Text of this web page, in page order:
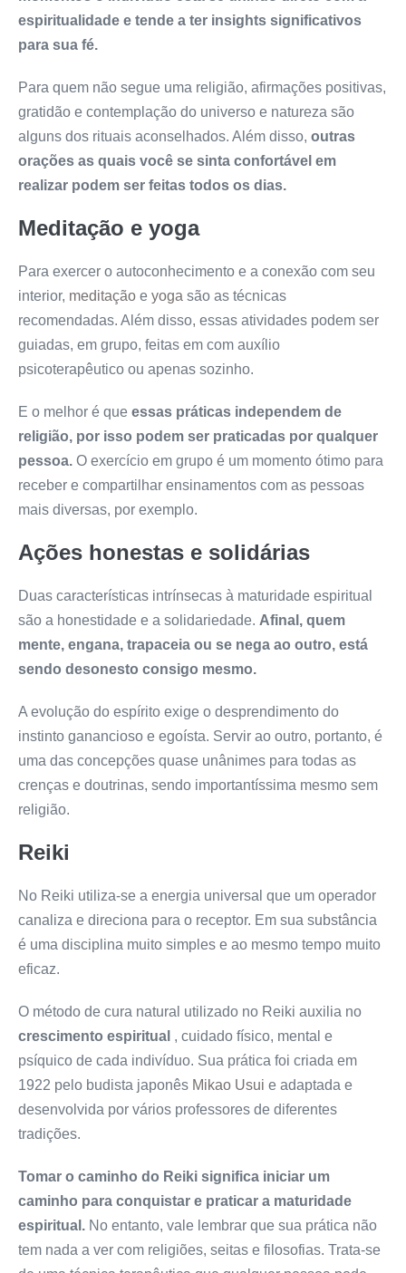
espiritualidade e tende a ter insights significativos
para sua fé.
Para quem não segue uma religião, afirmações positivas,
gratidão e contemplação do universo e natureza são
alguns dos rituais aconselhados. Além disso, outras
orações as quais você se sinta confortável em
realizar podem ser feitas todos os dias.
Meditação e yoga
Para exercer o autoconhecimento e a conexão com seu
interior, meditação e yoga são as técnicas
recomendadas. Além disso, essas atividades podem ser
guiadas, em grupo, feitas em com auxílio
psicoterapêutico ou apenas sozinho.
E o melhor é que essas práticas independem de
religião, por isso podem ser praticadas por qualquer
pessoa. O exercício em grupo é um momento ótimo para
receber e compartilhar ensinamentos com as pessoas
mais diversas, por exemplo.
Ações honestas e solidárias
Duas características intrínsecas à maturidade espiritual
são a honestidade e a solidariedade. Afinal, quem
mente, engana, trapaceia ou se nega ao outro, está
sendo desonesto consigo mesmo.
A evolução do espírito exige o desprendimento do
instinto ganancioso e egoísta. Servir ao outro, portanto, é
uma das concepções quase unânimes para todas as
crenças e doutrinas, sendo importantíssima mesmo sem
religião.
Reiki
No Reiki utiliza-se a energia universal que um operador
canaliza e direciona para o receptor. Em sua substância
é uma disciplina muito simples e ao mesmo tempo muito
eficaz.
O método de cura natural utilizado no Reiki auxilia no
crescimento espiritual , cuidado físico, mental e
psíquico de cada indivíduo. Sua prática foi criada em
1922 pelo budista japonês Mikao Usui e adaptada e
desenvolvida por vários professores de diferentes
tradições.
Tomar o caminho do Reiki significa iniciar um
caminho para conquistar e praticar a maturidade
espiritual. No entanto, vale lembrar que sua prática não
tem nada a ver com religiões, seitas e filosofias. Trata-se